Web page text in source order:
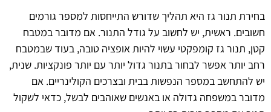
בחירת תנור גז היא תהליך שדורש התייחסות למספר גורמים
חשובים. ראשית, יש לחשוב על גודל התנור. אם מדובר במטבח
קטן, תנור גז קומפקטי עשוי להיות אופציה טובה, בעוד שבמטבח
רחב יותר אפשר לבחור בתנור גדול יותר עם יותר פונקציות. שנית,
יש להתחשב במספר הנפשות בבית ובצרכים הקולינריים. אם
מדובר במשפחה גדולה או באנשים שאוהבים לבשל, כדאי לשקול